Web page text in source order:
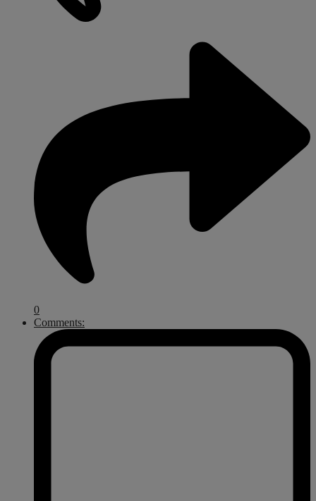
0
Comments: